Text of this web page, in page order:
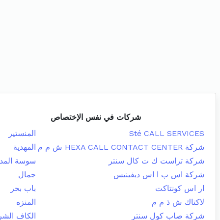
شركات في نفس الإختصاص
Sté CALL SERVICES
المنستير
شركة HEXA CALL CONTACT CENTER ش م م
المهدية
شركة تراست ك ت كال سنتر
سوسة
شركة اس ب ا اس ديفينيس
جمال
ار اس كونتاكت
باب بحر
لاكتاك ش ذ م م
المنزه
شركة صاب كول سنتر
الكاف